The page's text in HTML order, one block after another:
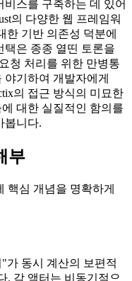
스를 구축하는 데 있어
의 다양한 웹 프레임워
한 기반 의존성 덕분에
택은 종종 열띤 토론을
청 처리를 위한 만병통
기하여 개발자에게
의 접근 방식의 미묘한
대한 실질적인 함의를
봅니다.
부
핵심 개념을 명확하게
가 동시 계산의 보편적
. 각 액터는 비동기적으